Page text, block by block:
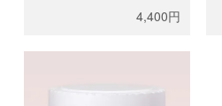
の衝撃から守り、装着期間が
約1-2週間延長されます。日本
色味は濃紺かクリアをお選び
4,400円